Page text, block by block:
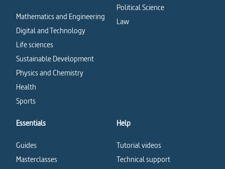
Mathematics and Engineering
Digital and Technology
Life sciences
Sustainable Development
Physics and Chemistry
Health
Sports
Political Science
Law
Essentials
Guides
Masterclasses
Help
Tutorial videos
Technical support